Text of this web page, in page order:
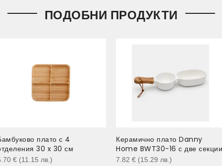
ПОДОБНИ ПРОДУКТИ
плато с 4
30 x 30 см
€ (11.15 лв.)
Керамично плато Danny
Home BWT30-16 с две секции
7.82 € (15.29 лв.)